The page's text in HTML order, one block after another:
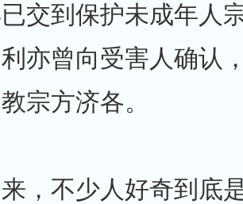
交到保护未成年人
亦曾向受害人确认
宗方济各。
，不少人好奇到底